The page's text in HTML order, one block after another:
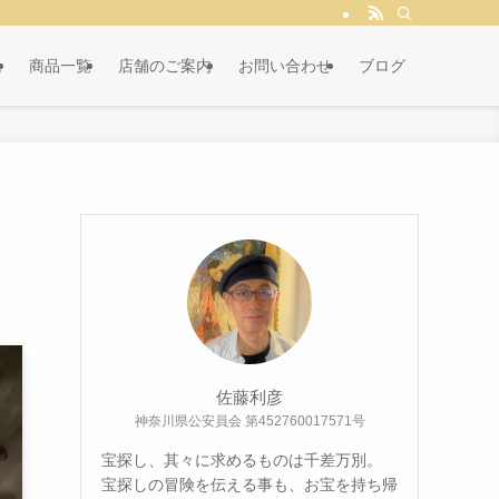
商品一覧 店舗のご案内 お問い合わせ ブログ
佐藤利彦
神奈川県公安員会 第452760017571号
宝探し、其々に求めるものは千差万別。
宝探しの冒険を伝える事も、お宝を持ち帰